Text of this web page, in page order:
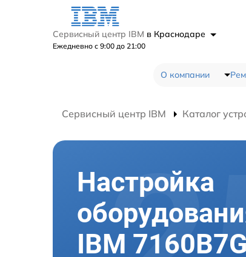
Сервисный центр IBM в Краснодаре
Ежедневно с 9:00 до 21:00
О компании
Сервисный центр IBM Каталог
Настройка
IBM 7160B7G